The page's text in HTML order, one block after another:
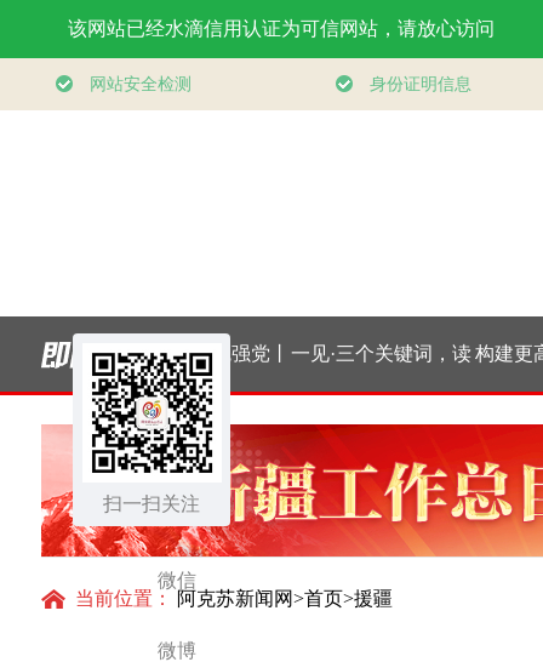
扫一扫关注
微信
微博
下党之 学习新语·铸魂强党丨
坚持以党性立身做事
一见·三个关键词，读
懂中国经济“半年答
构建更高
健身公共
当前位置： 阿克苏新闻网>首页>援疆